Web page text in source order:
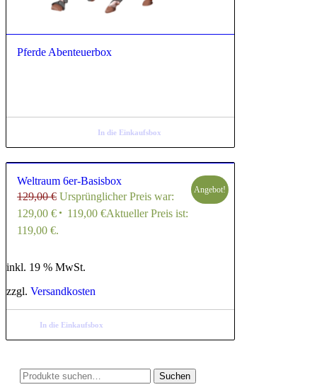
5.00
Pferde Abenteuerbox
In die Einkaufsbox
Weltraum 6er-Basisbox
129,00€ Ursprünglicher Preis war:
129,00 €
119,00 €Aktueller Preis ist:
119,00 €.
Angebot!
inkl. 19 % MwSt.
zzgl. Versandkosten
In die Einkaufsbox
Suchen